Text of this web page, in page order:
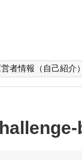
者情報（自己紹介）